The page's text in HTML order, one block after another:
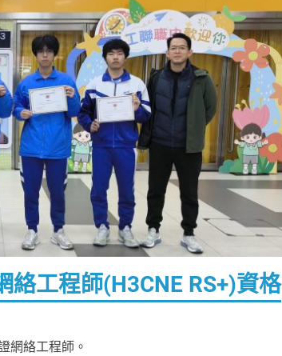
工程師(H3CNE RS+)資格
絡工程師。